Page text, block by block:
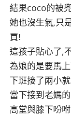
結果coco的被
她也沒生氣,只
買!
這孩子貼心了,
為娘的是要馬
下班接了兩小
當下接到老媽
高堂與膝下吩